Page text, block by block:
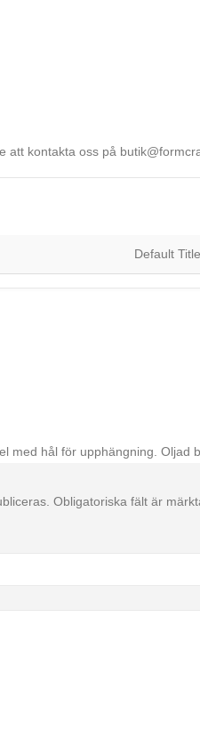
att kontakta oss på
Default Title
med hål för upphängning. Oljad
Obligatoriska fält är